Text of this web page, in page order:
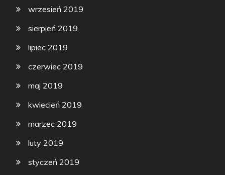
wrzesień 2019
sierpień 2019
lipiec 2019
czerwiec 2019
maj 2019
kwiecień 2019
marzec 2019
luty 2019
styczeń 2019